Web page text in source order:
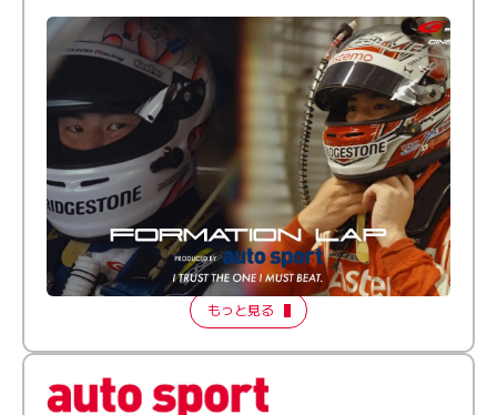
倒す相手を、信じてる。小林利徠斗 × 野村勇斗
【FORMATION LAP Produced by auto sport】
2026 Episode 2
もっと見る